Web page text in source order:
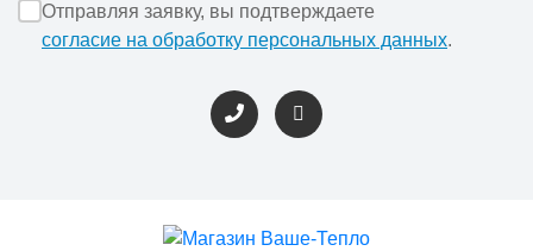
Отправляя заявку, вы подтверждаете
согласие на обработку персональных данных.